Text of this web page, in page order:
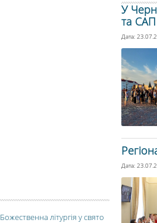
У
та САП
Дата:
Дата:
Божественна літургія у свято